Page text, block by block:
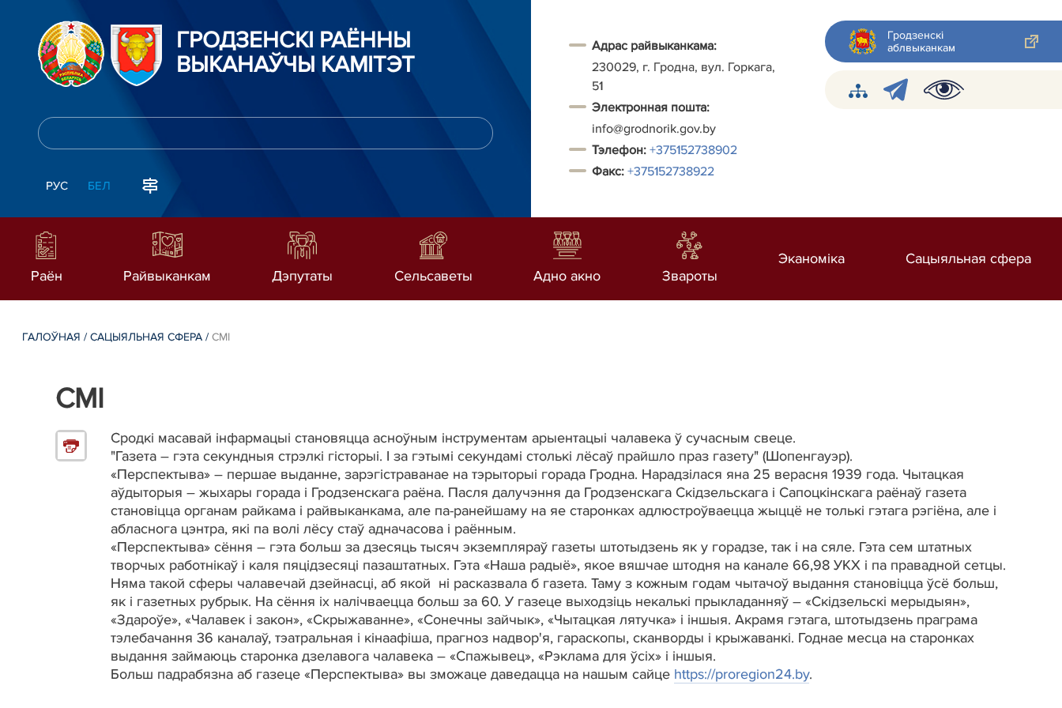
ГРОДЗЕНСКI РАЁННЫ
ВЫКАНАЎЧЫ КАМІТЭТ
РУС БЕЛ
Адрас райвыканкама:
230029, г. Гродна, вул. Горкага,
51
Электронная пошта:
info@grodnorik.gov.by
Тэлефон: +375152738902
Факс: +375152738922
Гродзенскі
аблвыканкам
Раён Райвыканкам Дэпутаты Сельсаветы Адно акно Звароты
Эканоміка Сацыяльная сфера
ГАЛОЎНАЯ /САЦЫЯЛЬНАЯ СФЕРА /СМI
СМI
Сродкі масавай інфармацыі становяцца асноўным інструментам арыентацыі чалавека ў сучасным свеце.
"Газета – гэта секундныя стрэлкі гісторыі. І за гэтымі секундамі столькі лёсаў прайшло праз газету" (Шопенгауэр).
«Перспектыва» – першае выданне, зарэгістраванае на тэрыторыі горада Гродна. Нарадзілася яна 25 верасня 1939 года. Чытацкая
аўдыторыя – жыхары горада і Гродзенскага раёна. Пасля далучэння да Гродзенскага Скідзельскага і Сапоцкінскага раёнаў газета
становіцца органам райкама і райвыканкама, але па-ранейшаму на яе старонках адлюстроўваецца жыццё не толькі гэтага рэгіёна, але і
абласнога цэнтра, які па волі лёсу стаў адначасова і раённым.
«Перспектыва» сёння – гэта больш за дзесяць тысяч экземпляраў газеты штотыдзень як у горадзе, так і на сяле. Гэта сем штатных
творчых работнікаў і каля пяцідзесяці пазаштатных. Гэта «Наша радыё», якое вяшчае штодня на канале 66,98 УКХ і па правадной сетцы.
Няма такой сферы чалавечай дзейнасці, аб якой ні расказвала б газета. Таму з кожным годам чытачоў выдання становіцца ўсё больш,
як і газетных рубрык. На сёння іх налічваецца больш за 60. У газеце выходзіць некалькі прыкладанняў – «Скідзельскі мерыдыян»,
«Здароўе», «Чалавек і закон», «Скрыжаванне», «Сонечны зайчык», «Чытацкая лятучка» і іншыя. Акрамя гэтага, штотыдзень праграма
тэлебачання 36 каналаў, тэатральная і кінаафіша, прагноз надвор'я, гараскопы, сканворды і крыжаванкі. Годнае месца на старонках
выдання займаюць старонка дзелавога чалавека – «Спажывец», «Рэклама для ўсіх» і іншыя.
Больш падрабязна аб газеце «Перспектыва» вы зможаце даведацца на нашым сайце https://proregion24.by.